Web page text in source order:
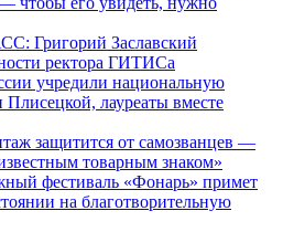
Григорий Заславский
ректора ГИТИСа
учредили национальную
лауреаты вместе
защитится от самозванцев —
товарным знаком»
фестиваль «Фонарь» примет
на благотворительную